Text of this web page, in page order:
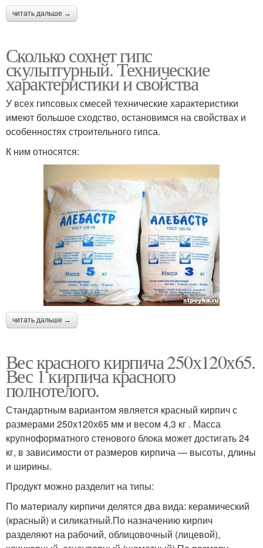
читать дальше →
Сколько сохнет гипс
скульптурный. Технические
характеристики и свойства
У всех гипсовых смесей технические характеристики
имеют большое сходство, остановимся на свойствах и
особенностях строительного гипса.
К ним относятся:
читать дальше →
Вес красного кирпича 250х120х65.
Вес 1 кирпича красного
полнотелого.
Стандартным вариантом является красный кирпич с
размерами 250х120х65 мм и весом 4,3 кг . Масса
крупноформатного стенового блока может достигать 24
кг, в зависимости от размеров кирпича — высоты, длины
и ширины.
Продукт можно разделит на типы:
По материалу кирпичи делятся два вида: керамический
(красный) и силикатный.По назначению кирпич
разделяют на рабочий, облицовочный (лицевой),